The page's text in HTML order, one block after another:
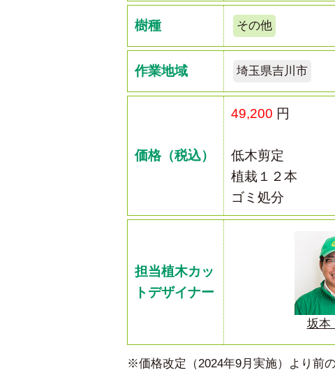
樹種 その他
作業地域 埼玉県吉川市
価格（税込）
49,200 円
低木剪定
植栽１２本
ゴミ処分
担当植木カッ
トデザイナー
坂
※価格改定（2024年9月実施）より前